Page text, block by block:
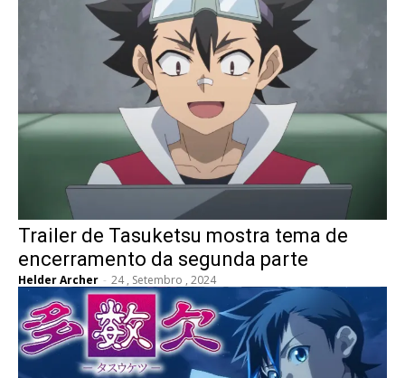
Trailer de Tasuketsu mostra tema de
encerramento da segunda parte
Helder Archer - 24 , Setembro , 2024